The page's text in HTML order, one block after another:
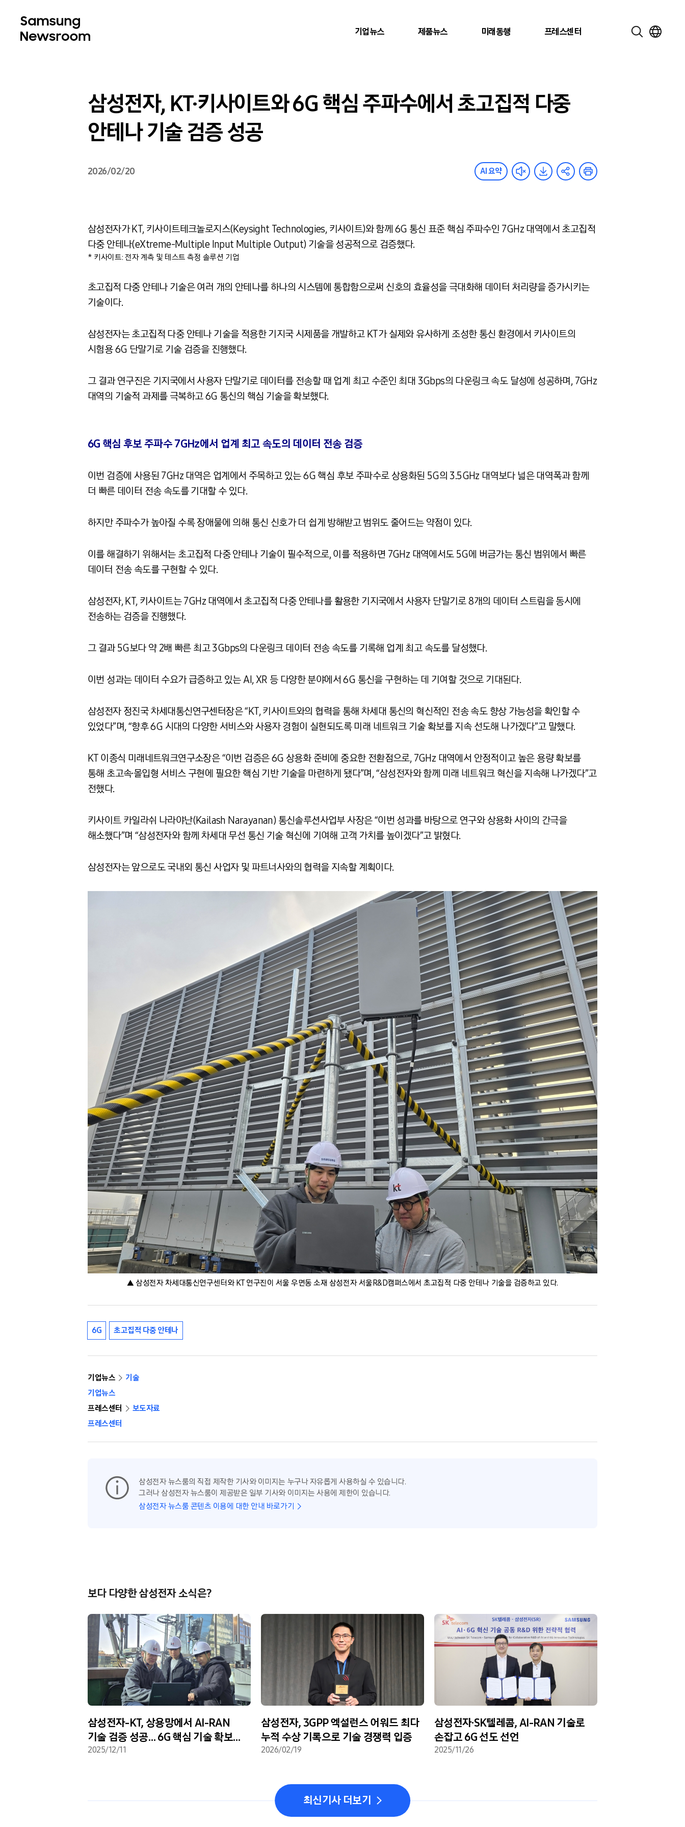
기업뉴스 제품뉴스 미래동행 프레스센터
삼성전자, KT·키사이트와 6G 핵심 주파수에서 초고집적 다중
안테나 기술 검증 성공
2026/02/20 AI 요약
삼성전자가 KT, 키사이트테크놀로지스(Keysight Technologies, 키사이트)와 함께 6G 통신 표준 핵심 주파수인 7GHz 대역에서 초고집적
다중 안테나(eXtreme-Multiple Input Multiple Output) 기술을 성공적으로 검증했다.
* 키사이트: 전자 계측 및 테스트 측정 솔루션 기업
초고집적 다중 안테나 기술은 여러 개의 안테나를 하나의 시스템에 통합함으로써 신호의 효율성을 극대화해 데이터 처리량을 증가시키는
기술이다.
삼성전자는 초고집적 다중 안테나 기술을 적용한 기지국 시제품을 개발하고 KT가 실제와 유사하게 조성한 통신 환경에서 키사이트의
시험용 6G 단말기로 기술 검증을 진행했다.
그 결과 연구진은 기지국에서 사용자 단말기로 데이터를 전송할 때 업계 최고 수준인 최대 3Gbps의 다운링크 속도 달성에 성공하며, 7GHz
대역의 기술적 과제를 극복하고 6G 통신의 핵심 기술을 확보했다.
6G 핵심 후보 주파수 7GHz에서 업계 최고 속도의 데이터 전송 검증
이번 검증에 사용된 7GHz 대역은 업계에서 주목하고 있는 6G 핵심 후보 주파수로 상용화된 5G의 3.5GHz 대역보다 넓은 대역폭과 함께
더 빠른 데이터 전송 속도를 기대할 수 있다.
하지만 주파수가 높아질 수록 장애물에 의해 통신 신호가 더 쉽게 방해받고 범위도 줄어드는 약점이 있다.
이를 해결하기 위해서는 초고집적 다중 안테나 기술이 필수적으로, 이를 적용하면 7GHz 대역에서도 5G에 버금가는 통신 범위에서 빠른
데이터 전송 속도를 구현할 수 있다.
삼성전자, KT, 키사이트는 7GHz 대역에서 초고집적 다중 안테나를 활용한 기지국에서 사용자 단말기로 8개의 데이터 스트림을 동시에
전송하는 검증을 진행했다.
그 결과 5G보다 약 2배 빠른 최고 3Gbps의 다운링크 데이터 전송 속도를 기록해 업계 최고 속도를 달성했다.
이번 성과는 데이터 수요가 급증하고 있는 AI, XR 등 다양한 분야에서 6G 통신을 구현하는 데 기여할 것으로 기대된다.
삼성전자 정진국 차세대통신연구센터장은 “KT, 키사이트와의 협력을 통해 차세대 통신의 혁신적인 전송 속도 향상 가능성을 확인할 수
있었다”며, “향후 6G 시대의 다양한 서비스와 사용자 경험이 실현되도록 미래 네트워크 기술 확보를 지속 선도해 나가겠다”고 말했다.
KT 이종식 미래네트워크연구소장은 “이번 검증은 6G 상용화 준비에 중요한 전환점으로, 7GHz 대역에서 안정적이고 높은 용량 확보를
통해 초고속·몰입형 서비스 구현에 필요한 핵심 기반 기술을 마련하게 됐다”며, “삼성전자와 함께 미래 네트워크 혁신을 지속해 나가겠다”고
전했다.
키사이트 카일라쉬 나라야난(Kailash Narayanan) 통신솔루션사업부 사장은 “이번 성과를 바탕으로 연구와 상용화 사이의 간극을
해소했다”며 “삼성전자와 함께 차세대 무선 통신 기술 혁신에 기여해 고객 가치를 높이겠다”고 밝혔다.
삼성전자는 앞으로도 국내외 통신 사업자 및 파트너사와의 협력을 지속할 계획이다.
▲ 삼성전자 차세대통신연구센터와 KT 연구진이 서울 우면동 소재 삼성전자 서울R&D캠퍼스에서 초고집적 다중 안테나 기술을 검증하고 있다.
6G 초고집적 다중 안테나
기업뉴스
기술
기업뉴스
프레스센터
보도자료
프레스센터
삼성전자 뉴스룸의 직접 제작한 기사와 이미지는 누구나 자유롭게 사용하실 수 있습니다.
그러나 삼성전자 뉴스룸이 제공받은 일부 기사와 이미지는 사용에 제한이 있습니다.
삼성전자 뉴스룸 콘텐츠 이용에 대한 안내 바로가기
보다 다양한 삼성전자 소식은?
삼성전자-KT, 상용망에서 AI-RAN
기술 검증 성공… 6G 핵심 기술 확보
가속화
2025/12/11
삼성전자, 3GPP 엑설런스 어워드 최다
누적 수상 기록으로 기술 경쟁력 입증
2026/02/19
삼성전자·SK텔레콤, AI-RAN 기술로
손잡고 6G 선도 선언
2025/11/26
최신기사 더보기